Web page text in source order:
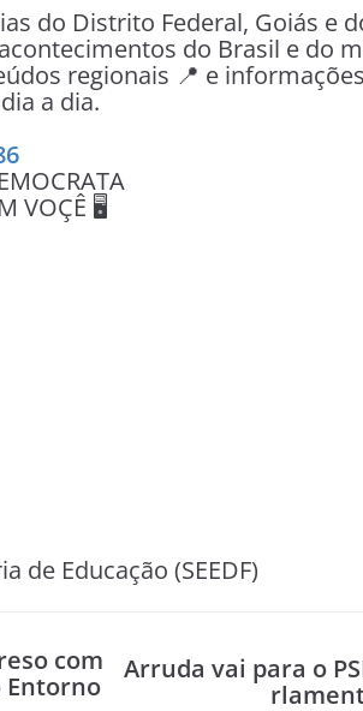
do Distrito Federal, Goiás e
do Brasil e do
regionais 📍 e
a dia.
VOÇÊ 🖥️
de Educação (SEEDF)
com
Entorno
Arruda vai para o